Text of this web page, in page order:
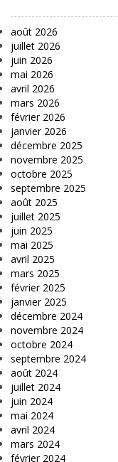
août 2026
juillet 2026
juin 2026
mai 2026
avril 2026
mars 2026
février 2026
janvier 2026
décembre 2025
novembre 2025
octobre 2025
septembre 2025
août 2025
juillet 2025
juin 2025
mai 2025
avril 2025
mars 2025
février 2025
janvier 2025
décembre 2024
novembre 2024
octobre 2024
septembre 2024
août 2024
juillet 2024
juin 2024
mai 2024
avril 2024
mars 2024
février 2024